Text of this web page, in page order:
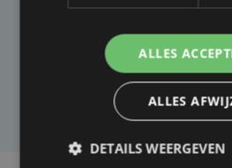
Heb je een taal- of
artikel?
Laat het ons
ALLES
ALLES
DETAILS WEERGEVEN